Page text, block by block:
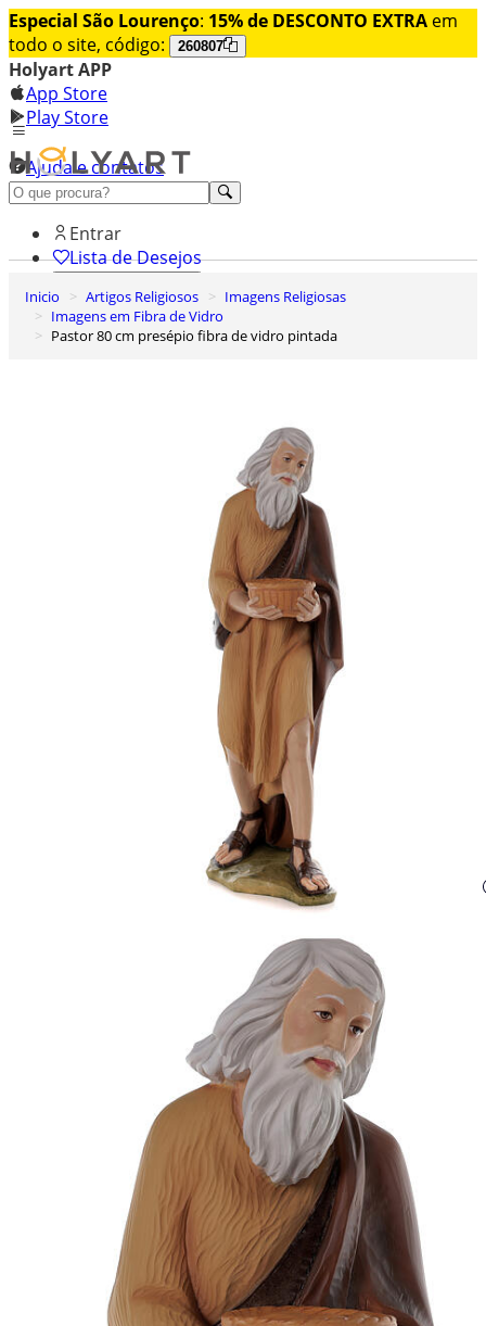
Especial São Lourenço: 15% de DESCONTO EXTRA em
todo o site, código:
260807
Holyart APP
App Store
Play Store
Ajuda e contatos
Conheça premium
Entrar
Lista de Desejos
0
Carrinho de Compras
Inicio Artigos Religiosos
Imagens Religiosas
Imagens em Fibra de Vidro
Pastor 80 cm presépio fibra de vidro pintada